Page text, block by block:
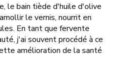
le bain tiède d'huile d'olive
le vernis, nourrit en
En tant que fervente
j'ai souvent procédé à ce
amélioration de la santé